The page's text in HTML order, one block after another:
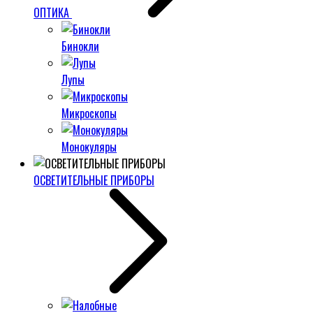
ОПТИКА
Бинокли
Лупы
Микроскопы
Монокуляры
ОСВЕТИТЕЛЬНЫЕ ПРИБОРЫ